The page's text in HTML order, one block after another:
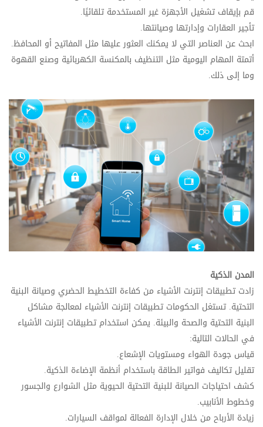
قم بإيقاف تشغيل الأجهزة غير المستخدمة تلقائيًا.
تأجير العقارات وإدارتها وصيانتها.
ابحث عن العناصر التي لا يمكنك العثور عليها مثل المفاتيح أو المحافظ.
أتمتة المهام اليومية مثل التنظيف بالمكنسة الكهربائية وصنع القهوة
وما إلى ذلك.
المدن الذكية
زادت تطبيقات إنترنت الأشياء من كفاءة التخطيط الحضري وصيانة البنية
التحتية. تستغل الحكومات تطبيقات إنترنت الأشياء لمعالجة مشاكل
البنية التحتية والصحة والبيئة. يمكن استخدام تطبيقات إنترنت الأشياء
في الحالات التالية:
قياس جودة الهواء ومستويات الإشعاع.
تقليل تكاليف فواتير الطاقة باستخدام أنظمة الإضاءة الذكية.
كشف احتياجات الصيانة للبنية التحتية الحيوية مثل الشوارع والجسور
وخطوط الأنابيب.
زيادة الأرباح من خلال الإدارة الفعالة لمواقف السيارات.